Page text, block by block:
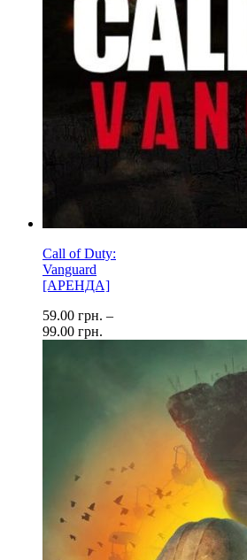
Call of Duty:
Vanguard
[АРЕНДА]
59.00 грн. –
99.00 грн.